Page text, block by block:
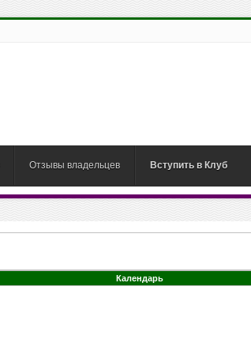
Отзывы владельцев Вступить в Клуб
Календарь